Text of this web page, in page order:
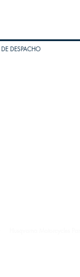
DESPACHO